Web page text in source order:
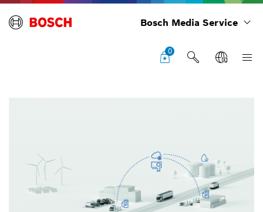
Bosch Media Service
0